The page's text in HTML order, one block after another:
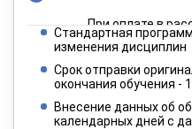
При оплате в
2 749
При оплате в
Стандартная
изменения дисциплин
Срок отправки
окончания обучения -
Внесение данных об
календарных дней с